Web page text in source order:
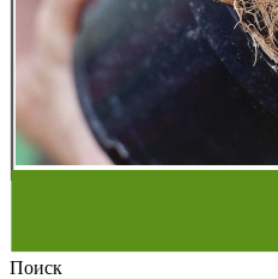
Поиск